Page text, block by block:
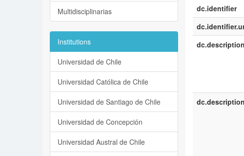
dc.identifier
dc.description
dc.description
Multidisciplinarias
Institutions
Universidad de Chile
Universidad Católica de Chile
Universidad de Santiago de Chile
Universidad de Concepción
Universidad Austral de Chile